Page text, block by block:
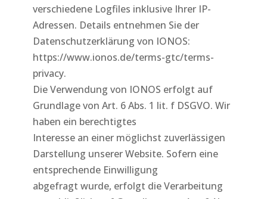
verschiedene Logfiles inklusive Ihrer IP-
Adressen. Details entnehmen Sie der
Datenschutzerklärung von IONOS:
https://www.ionos.de/terms-gtc/terms-
privacy.
Die Verwendung von IONOS erfolgt auf
Grundlage von Art. 6 Abs. 1 lit. f DSGVO. Wir
haben ein berechtigtes
Interesse an einer möglichst zuverlässigen
Darstellung unserer Website. Sofern eine
entsprechende Einwilligung
abgefragt wurde, erfolgt die Verarbeitung